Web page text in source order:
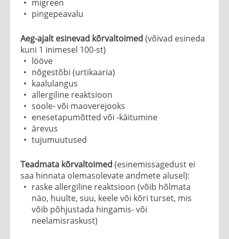
migreen
pingepeavalu
Aeg-ajalt esinevad kõrvaltoimed (võivad esineda
kuni 1 inimesel 100-st)
lööve
nõgestõbi (urtikaaria)
kaalulangus
allergiline reaktsioon
soole- või maoverejooks
enesetapumõtted või -käitumine
ärevus
tujumuutused
Teadmata kõrvaltoimed (esinemissagedust ei
saa hinnata olemasolevate andmete alusel):
raske allergiline reaktsioon (võib hõlmata
näo, huulte, suu, keele või kõri turset, mis
võib põhjustada hingamis- või
neelamisraskust)